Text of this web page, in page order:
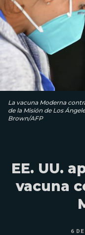
La vacuna Moderna
de la Misión de Los
Brown/AFP
EE. UU.
vacuna
6